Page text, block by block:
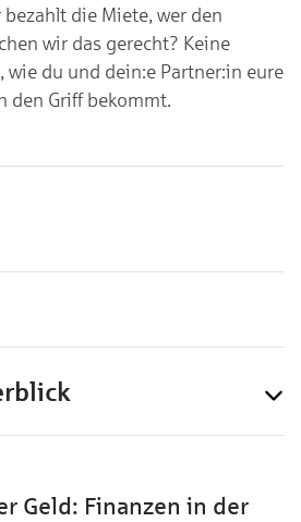
bezahlt die Miete, wer den
wir das gerecht? Keine
wie du und dein:e Partner:in eure
den Griff bekommt.
Geld: Finanzen in der